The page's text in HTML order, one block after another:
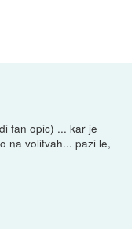
fan opic) ... kar je
na volitvah... pazi le,